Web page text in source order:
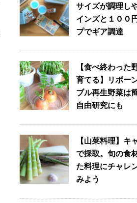
サイズが調理し
インズと１００
プでギア調達
【食べ終わった
育てる】リボー
ブル再生野菜は
自由研究にも
【山菜料理】キ
で採取。旬の食
た料理にチャレ
みよう